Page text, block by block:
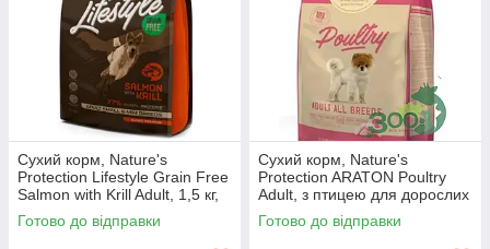
Сухий корм, Nature's
Protection Lifestyle Grain Free
Salmon with Krill Adult, 1,5 кг,
NPLS45680 (*)
Готово до відправки
Сухий корм, Nature's
Protection ARATON Poultry
Adult, з птицею для дорослих
собак, 15 кг, ART47468 (*)
Готово до відправки